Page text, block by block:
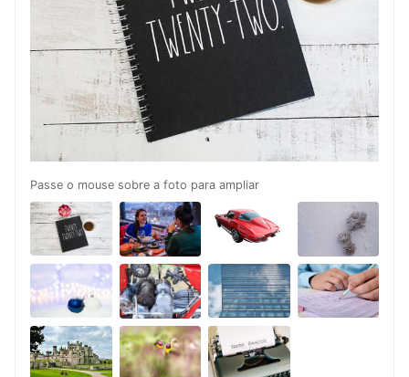
Passe o mouse sobre a foto para ampliar